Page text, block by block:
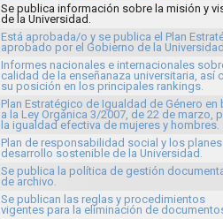
Se publica información sobre la misión y
de la Universidad.
Está aprobada/o y se publica el Plan
aprobado por el Gobierno de la
Informes nacionales e internacionales
calidad de la enseñanaza universitaria, así
su posición en los principales rankings.
Plan Estratégico de Igualdad de Género en
a la Ley Orgánica 3/2007, de 22 de marzo,
la igualdad efectiva de mujeres y hombres.
Plan de responsabilidad social y los
desarrollo sostenible de la Universidad.
Se publica la política de gestión
de archivo.
Se publican las reglas y procedimientos
vigentes para la eliminación de